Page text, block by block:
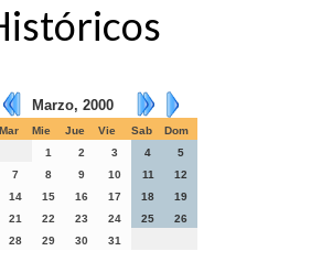
Marzo, 2000
Mar Mie Jue Vie Sab
Dom
1
2 3 4
5
7 8 9 10 11
12
14 15 16 17 18
19
21 22 23 24 25
26
28 29 30 31